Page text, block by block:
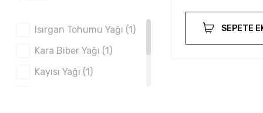
Isırgan Tohumu Yağı (1)
Kara Biber Yağı (1)
Kayısı Yağı (1)
SEPETE